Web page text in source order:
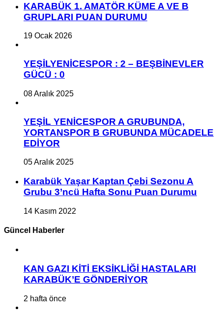
KARABÜK 1. AMATÖR KÜME A VE B
GRUPLARI PUAN DURUMU
19 Ocak 2026
YEŞİLYENİCESPOR : 2 – BEŞBİNEVLER
GÜCÜ : 0
08 Aralık 2025
YEŞİL YENİCESPOR A GRUBUNDA,
YORTANSPOR B GRUBUNDA MÜCADELE
EDİYOR
05 Aralık 2025
Karabük Yaşar Kaptan Çebi Sezonu A
Grubu 3’ncü Hafta Sonu Puan Durumu
14 Kasım 2022
Güncel Haberler
KAN GAZI KİTİ EKSİKLİĞİ HASTALARI
KARABÜK’E GÖNDERİYOR
2 hafta önce